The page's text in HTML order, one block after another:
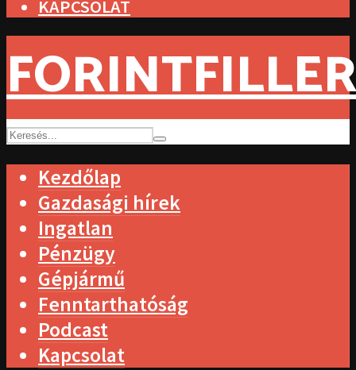
KAPCSOLAT
Kezdőlap
Gazdasági hírek
Ingatlan
Pénzügy
Gépjármű
Fenntarthatóság
Podcast
Kapcsolat